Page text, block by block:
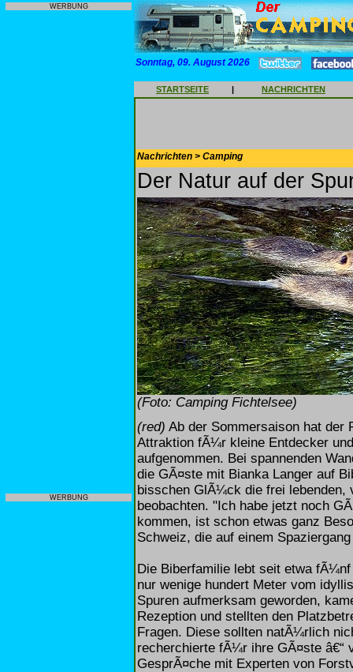
WERBUNG
WERBUNG
Sonntag, 09. August 2026
STARTSEITE | NACHRICHTEN
Nachrichten > Camping
Der Natur auf der
(Foto: Camping Fichtelsee)
(red) Ab der Sommersaison hat der
Attraktion fÃ¼r kleine Entdecker
aufgenommen. Bei spannenden
die GÃ¤ste mit Bianka Langer auf
bisschen GlÃ¼ck die frei lebenden,
beobachten. "Ich habe jetzt noch
kommen, ist schon etwas ganz
Schweiz, die auf einem
Die Biberfamilie lebt seit etwa
nur wenige hundert Meter vom
Spuren aufmerksam geworden,
Rezeption und stellten den
Fragen. Diese sollten natÃ¼rlich
recherchierte fÃ¼r ihre GÃ¤ste â€“
GesprÃ¤che mit Experten von